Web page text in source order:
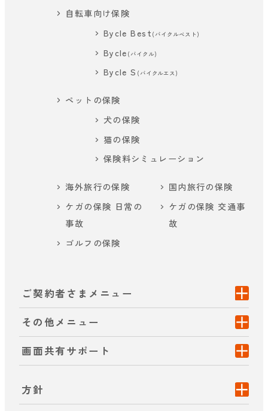
自転車向け保険
Bycle Best (バイクルベスト)
Bycle (バイクル)
Bycle S (バイクルエス)
ペットの保険
犬の保険
猫の保険
保険料シミュレーション
海外旅行の保険
国内旅行の保険
ケガの保険 日常の
事故
ケガの保険 交通事
故
ゴルフの保険
ご契約者さまメニュー
その他メニュー
画面共有サポート
方針